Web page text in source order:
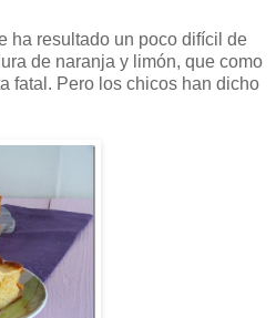
ha resultado un poco difícil de
de naranja y limón, que como
fatal. Pero los chicos han dicho